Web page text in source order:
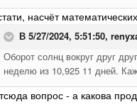
насчёт
В 5/27/2024, 5:51:50,
Оборот солнц вокруг друг
неделю из 10,925 11 дней.
вопрос - а какова